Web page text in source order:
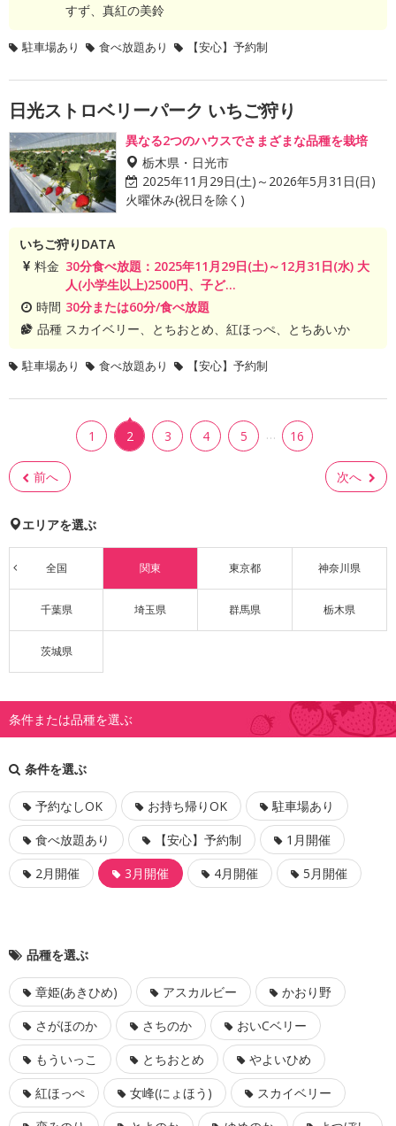
すず、真紅の美鈴
駐車場あり 食べ放題あり 【安心】予約制
日光ストロベリーパーク いちご狩り
異なる2つのハウスでさまざまな品種を栽培
栃木県・日光市
2025年11月29日(土)～2026年5月31日(日)
火曜休み(祝日を除く)
いちご狩りDATA
料金 30分食べ放題：2025年11月29日(土)～12月31日(水) 大
人(小学生以上)2500円、子ど...
時間 30分または60分/食べ放題
品種 スカイベリー、とちおとめ、紅ほっぺ、とちあいか
駐車場あり 食べ放題あり 【安心】予約制
前へ
1 2 3 4 5 … 16
次へ
エリアを選ぶ
全国 関東 東京都 神奈川県
千葉県 埼玉県 群馬県 栃木県
茨城県
条件または品種を選ぶ
条件を選ぶ
予約なしOK お持ち帰りOK
駐車場あり
食べ放題あり
【安心】予約制
1月開催
2月開催
3月開催 4月開催 5月開催
品種を選ぶ
章姫(あきひめ) アスカルビー
かおり野
さがほのか
さちのか
おいCベリー
もういっこ
とちおとめ
やよいひめ
紅ほっぺ
女峰(にょほう)
スカイベリー